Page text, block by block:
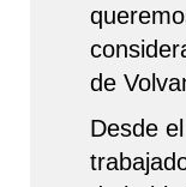
de
Desde